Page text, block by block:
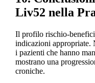
Liv52 nella
Il profilo rischio-
indicazioni appropriate.
i pazienti che hanno
mostrano una
croniche.